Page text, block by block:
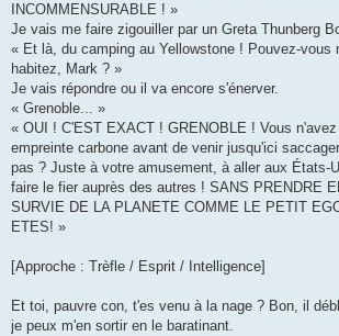
INCOMMENSURABLE ! »
Je vais me faire zigouiller par un Greta Thunberg
« Et là, du camping au Yellowstone ! Pouvez-vous
habitez, Mark ? »
Je vais répondre ou il va encore s'énerver.
« Grenoble... »
« OUI ! C'EST EXACT ! GRENOBLE ! Vous
empreinte carbone avant de venir jusqu'ici
pas ? Juste à votre amusement, à aller aux États-
faire le fier auprès des autres ! SANS PRENDRE
SURVIE DE LA PLANETE COMME LE PETIT
ETES! »
[Approche : Trèfle / Esprit / Intelligence]
Et toi, pauvre con, t'es venu à la nage ? Bon, il
je peux m'en sortir en le baratinant.